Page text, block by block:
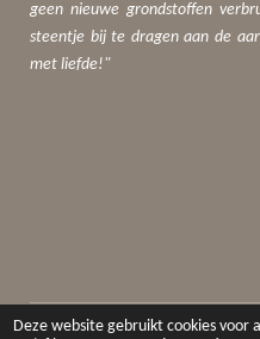
Deze website gebruikt cookies voor
geen nieuwe grondstoffen
steentje bij te dragen aan de
met liefde!"
© 2019 - 2024 Treasure Fox